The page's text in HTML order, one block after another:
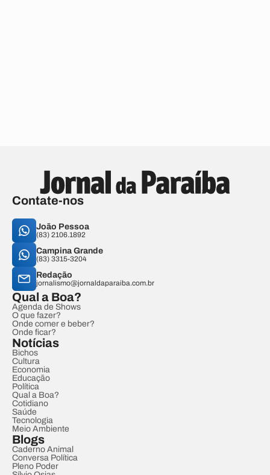
Contate-nos
João Pessoa
(83) 2106.1892
Campina Grande
(83) 3315-3204
Redação
jornalismo@jornaldaparaiba.com.br
Qual a Boa?
Agenda de Shows
O que fazer?
Onde comer e beber?
Onde ficar?
Notícias
Bichos
Cultura
Economia
Educação
Política
Qual a Boa?
Cotidiano
Saúde
Tecnologia
Meio Ambiente
Blogs
Caderno Animal
Conversa Política
Pleno Poder